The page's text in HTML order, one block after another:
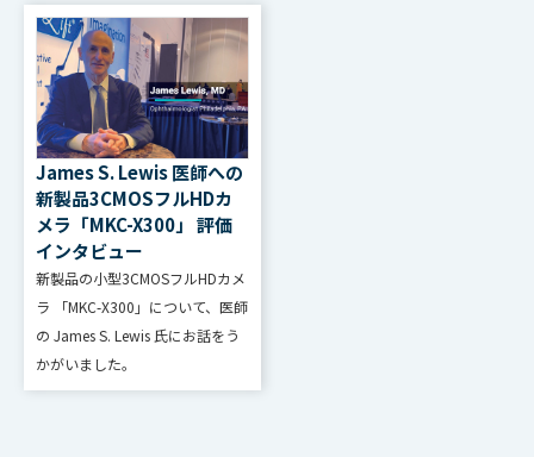
James S. Lewis 医師への
新製品3CMOSフルHDカ
メラ「MKC-X300」 評価
インタビュー
新製品の小型3CMOSフルHDカメ
ラ 「MKC-X300」について、医師
の James S. Lewis 氏にお話をう
かがいました。